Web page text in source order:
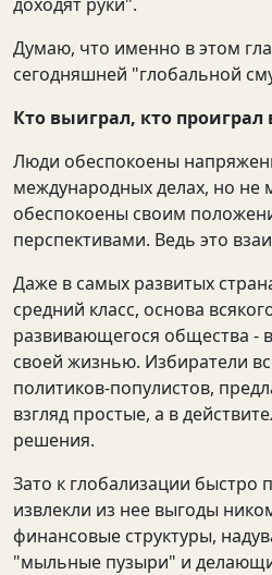
Думаю, что именно в этом
сегодняшней "глобальной
Кто выиграл, кто
Люди обеспокоены
международных делах, но не
обеспокоены своим
перспективами. Ведь это
Даже в самых развитых
средний класс, основа
развивающегося общества -
своей жизнью. Избиратели
политиков-популистов,
взгляд простые, а в
решения.
Зато к глобализации быстро
извлекли из нее выгоды
финансовые структуры,
"мыльные пузыри" и